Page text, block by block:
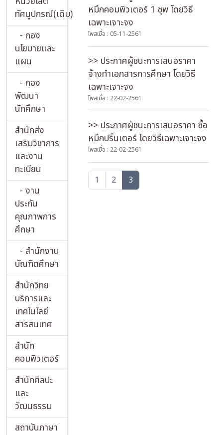
ทัศนูปกรณ์(เดิม)
- กอง
นโยบายและ
แผน
- กอง
พัฒนา
นักศึกษา
สำนักส่ง
เสริมวิชาการ
และงาน
ทะเบียน
- งาน
ประกัน
คุณภาพการ
ศึกษา
- สำนักงาน
บัณฑิตศึกษา
สำนักวิทย
บริการและ
เทคโนโลยี
สารสนเทศ
สำนัก
คอมพิวเตอร์
สำนักศิลปะ
และ
วัฒนธรรม
สถาบันภาษา
หมึกคอมพิวเตอร์ 1 ชุพ โดยวิธี
เฉพาะเจาะจง
โพสเมื่อ : 05-11-2561
>> ประกาศผู้ชนะการเสนอราคา
จ้างทำเอกสารการศึกษา โดยวิธี
เฉพาะเจาะจง
โพสเมื่อ : 22-02-2561
>> ประกาศผู้ชนะการเสนอราคา ซื้อ
หมึกปริ้นเตอร์ โดยวิธีเฉพาะเจาะจง
โพสเมื่อ : 22-02-2561
1 2 3